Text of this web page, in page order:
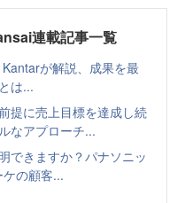
連載記事一覧
が解説、成果を最
は...
提に売上目標を達成し続
なアプローチ...
できますか？パナソニッ
の顧客...